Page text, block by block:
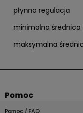
płynna regulacja
minimalna średnica
maksymalna
Pomoc
Pomoc / FAQ